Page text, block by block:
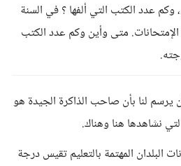
وكم عدد الكتب التي ألفها ؟ في السنة
متى وأين وكم عدد الكتب
يرسم لنا بأن صاحب الذاكرة الجيدة هو
نشاهدها هنا وهناك.
البلدان المهتمة بالتعليم تقيس درجة